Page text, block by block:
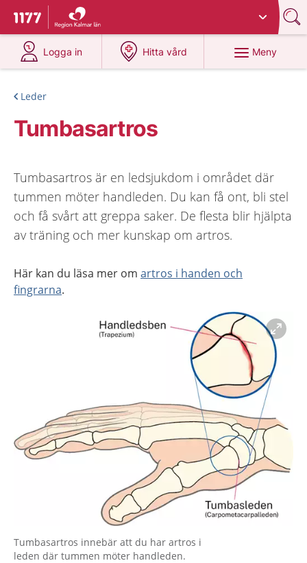
Till startsidan för 1177
Du har valt region
Logga in
på 1177.se
Hitta vård
på 1177.se
Meny
Leder
Tumbasartros
Tumbasartros är en ledsjukdom i området där
tummen möter handleden. Du kan få ont, bli stel
och få svårt att greppa saker. De flesta blir hjälpta
av träning och mer kunskap om artros.
Här kan du läsa mer om artros i handen och
fingrarna.
Förstora bilden
Tumbasartros innebär att du har artros i
leden där tummen möter handleden.